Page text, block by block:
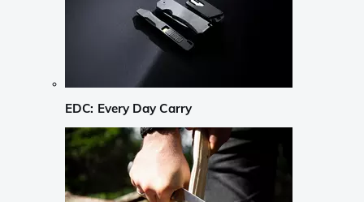
EDC: Every Day Carry